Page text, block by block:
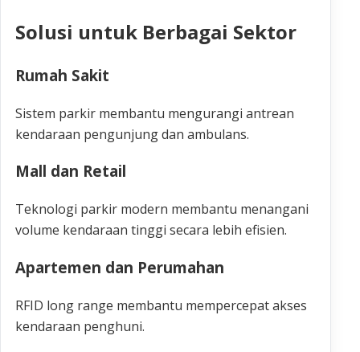
Solusi untuk Berbagai Sektor
Rumah Sakit
Sistem parkir membantu mengurangi antrean
kendaraan pengunjung dan ambulans.
Mall dan Retail
Teknologi parkir modern membantu menangani
volume kendaraan tinggi secara lebih efisien.
Apartemen dan Perumahan
RFID long range membantu mempercepat akses
kendaraan penghuni.